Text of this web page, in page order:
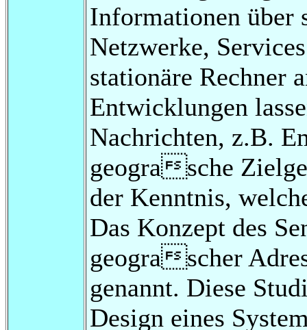
Informationen über
Netzwerke,
stationäre Rechner
Entwicklungen
Nachrichten, z.B.
geograsche
der Kenntnis,
Das Konzept des
geograscher
genannt. Diese
Design eines